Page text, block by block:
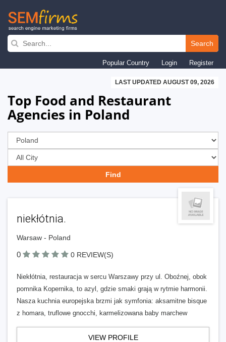
Skip
navigation
Search
Popular Country Login Register
LAST UPDATED AUGUST 09, 2026
Top Food and Restaurant
Agencies in Poland
niekłótnia.
Warsaw - Poland
0 0 REVIEW(S)
Niekłótnia, restauracja w sercu Warszawy przy ul. Oboźnej, obok
pomnika Kopernika, to azyl, gdzie smaki grają w rytmie harmonii.
Nasza kuchnia europejska brzmi jak symfonia: aksamitne bisque
z homara, truflowe gnocchi, karmelizowana baby marchew
VIEW PROFILE